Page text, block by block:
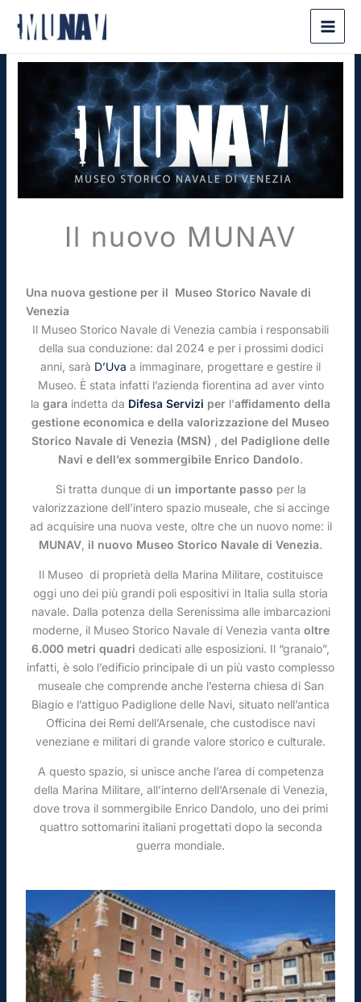
Il nuovo MUNAV
Una nuova gestione per il Museo Storico Navale di
Venezia
Il Museo Storico Navale di Venezia cambia i responsabili
della sua conduzione: dal 2024 e per i prossimi dodici
anni, sarà D’Uva a immaginare, progettare e gestire il
Museo. È stata infatti l’azienda fiorentina ad aver vinto
la gara indetta da Difesa Servizi per l’affidamento della
gestione economica e della valorizzazione del Museo
Storico Navale di Venezia (MSN)
del Padiglione delle
Navi e dell’ex sommergibile Enrico Dandolo.
Si tratta dunque di un importante passo per la
valorizzazione dell’intero spazio museale, che si accinge
ad acquisire una nuova veste, oltre che un nuovo nome: il
MUNAV il nuovo Museo Storico Navale di Venezia.
Il Museo di proprietà della Marina Militare, costituisce
oggi uno dei più grandi poli espositivi in Italia sulla storia
navale. Dalla potenza della Serenissima alle imbarcazioni
moderne, il Museo Storico Navale di Venezia vanta oltre
6.000 metri quadri dedicati alle esposizioni. Il “granaio”,
infatti, è solo l’edificio principale di un più vasto complesso
museale che comprende anche l’esterna chiesa di San
Biagio e l’attiguo Padiglione delle Navi, situato nell’antica
Officina dei Remi dell’Arsenale, che custodisce navi
veneziane e militari di grande valore storico e culturale.
A questo spazio, si unisce anche l’area di competenza
della Marina Militare, all’interno dell’Arsenale di Venezia,
dove trova il sommergibile Enrico Dandolo, uno dei primi
quattro sottomarini italiani progettati dopo la seconda
guerra mondiale.